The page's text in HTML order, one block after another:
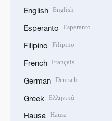
English English
Esperanto Esperanto
Filipino Filipino
French Français
German Deutsch
Greek Ελληνικά
Hausa Hausa